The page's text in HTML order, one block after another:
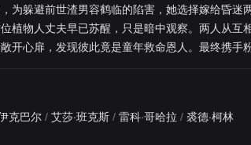
为躲避前世渣男容鹤临的陷害，她选择嫁给昏迷
植物人丈夫早已苏醒，只是暗中观察。两人从互
开心扉，发现彼此竟是童年救命恩人。最终携手
克巴尔/ 艾莎·班克斯 / 雷科·哥哈拉 / 裘德·柯林